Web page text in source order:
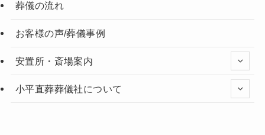
葬儀の流れ
お客様の声/葬儀事例
安置所・斎場案内
小平直葬葬儀社について